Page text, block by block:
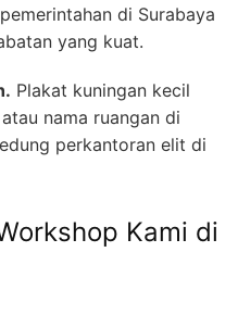
di Surabaya
yang kuat.
Plakat kuningan kecil
nama ruangan di
perkantoran elit di
Kami di